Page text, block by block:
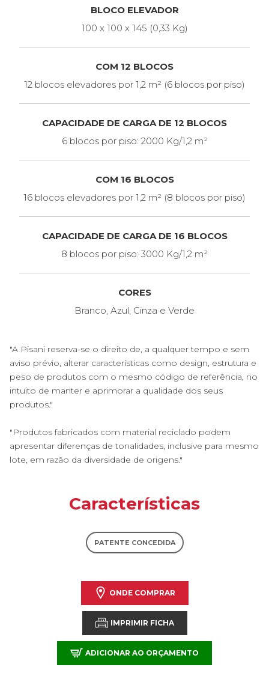
BLOCO ELEVADOR
100 x 100 x 145 (0,33 Kg)
COM 12 BLOCOS
12 blocos elevadores por 1,2 m² (6 blocos por piso)
CAPACIDADE DE CARGA DE 12 BLOCOS
6 blocos por piso: 2000 Kg/1,2 m²
COM 16 BLOCOS
16 blocos elevadores por 1,2 m² (8 blocos por piso)
CAPACIDADE DE CARGA DE 16 BLOCOS
8 blocos por piso: 3000 Kg/1,2 m²
CORES
Branco, Azul, Cinza e Verde
"A Pisani reserva-se o direito de, a qualquer tempo e sem
aviso prévio, alterar características como design, estrutura e
peso de produtos com o mesmo código de referência, no
intuito de manter e aprimorar a qualidade dos seus
produtos."
"Produtos fabricados com material reciclado podem
apresentar diferenças de tonalidades, inclusive para mesmo
lote, em razão da diversidade de origens."
Características
PATENTE CONCEDIDA
ONDE COMPRAR
IMPRIMIR FICHA
ADICIONAR AO ORÇAMENTO